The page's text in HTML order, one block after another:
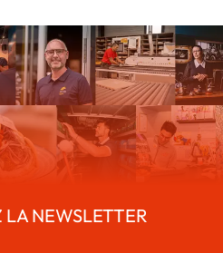
NEWSLETTER